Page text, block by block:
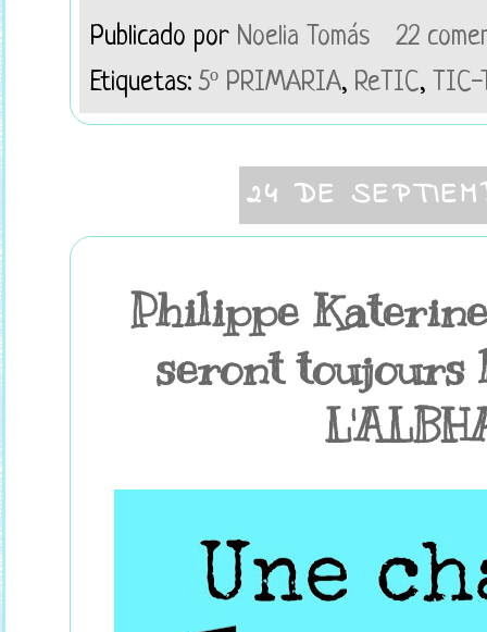
Publicado por Noelia Tomás
22
Etiquetas:5º PRIMARIA, ReTIC, TIC-
24 DE
Philippe
seront toujours